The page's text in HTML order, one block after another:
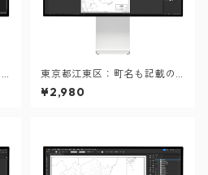
東京都江東区：町名も記載の
地図データ（PDF・Aiファイ
ル）
¥2,980